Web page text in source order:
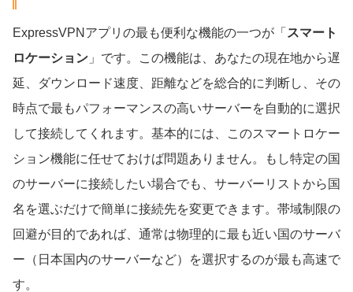
ExpressVPNアプリの最も便利な機能の一つが「 スマート
ロケーション 」です。この機能は、あなたの現在地から遅
延、ダウンロード速度、距離などを総合的に判断し、その
時点で最もパフォーマンスの高いサーバーを自動的に選択
して接続してくれます。基本的には、このスマートロケー
ション機能に任せておけば問題ありません。もし特定の国
のサーバーに接続したい場合でも、サーバーリストから国
名を選ぶだけで簡単に接続先を変更できます。帯域制限の
回避が目的であれば、通常は物理的に最も近い国のサーバ
ー（日本国内のサーバーなど）を選択するのが最も高速で
す。